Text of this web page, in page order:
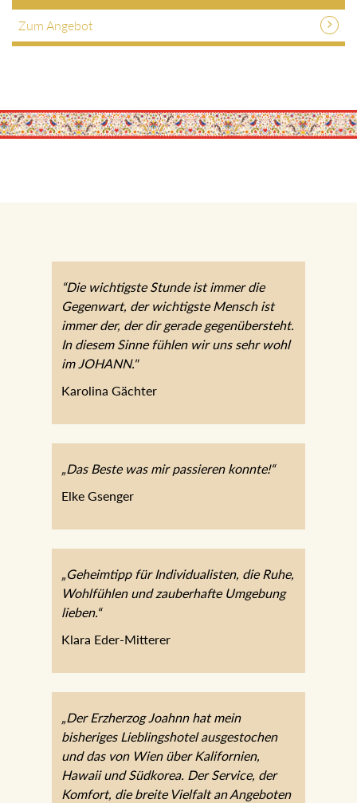
Zum Angebot
“Die wichtigste Stunde ist immer die
Gegenwart, der wichtigste Mensch ist
immer der, der dir gerade gegenübersteht.
In diesem Sinne fühlen wir uns sehr wohl
im JOHANN."
Karolina Gächter
„Das Beste was mir passieren konnte!“
Elke Gsenger
„Geheimtipp für Individualisten, die Ruhe,
Wohlfühlen und zauberhafte Umgebung
lieben.“
Klara Eder-Mitterer
„Der Erzherzog Joahnn hat mein
bisheriges Lieblingshotel ausgestochen
und das von Wien über Kalifornien,
Hawaii und Südkorea. Der Service, der
Komfort, die breite Vielfalt an Angeboten